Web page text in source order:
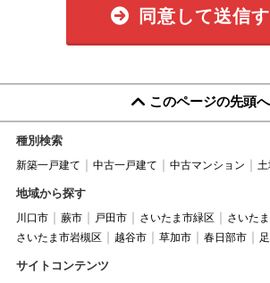
同意して送信
このページの先頭へ
種別検索
新築一戸建て 中古一戸建て 中古マンション
地域から探す
川口市 蕨市 戸田市 さいたま市緑区
さいた
さいたま市岩槻区
越谷市 草加市 春日部市
サイトコンテンツ